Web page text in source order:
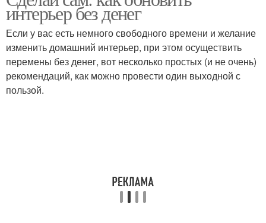
интерьер без денег
Если у вас есть немного свободного времени и желание
изменить домашний интерьер, при этом осуществить
перемены без денег, вот несколько простых (и не очень)
рекомендаций, как можно провести один выходной с
пользой.